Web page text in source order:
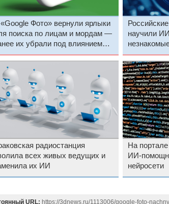
Фото» вернули ярлыки
поиска по лицам и мордам —
их убрали под влиянием
научили
радиостанция
всех живых ведущих и
их ИИ
На портале
ИИ-
нейросети
URL: https://3dnews.ru/1113006/google-foto-